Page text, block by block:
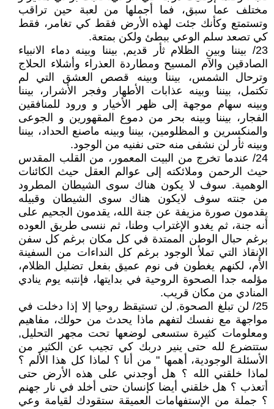
مختلف عما سبق، فما أجملها من لعبة حين تراقب
وتستمتع وكأنك جئت لهذه الأرض فقط كي تغامر، فقط
كي تصعد سلم الوعي ببطئ ولكن بمتعة.
23/ بيننا وبين الظلام ثأر قديم, بيننا وبينه دماء الانبياء
الصادقين والآم المسيح ومطاردة العذراء وأشلاء الحلاج
وترحال الشمس، بيننا وبينه قصص العشق التي لم
تكتمل، بيننا وبينه عذابات الأطهار وفجر الأشرار، بيننا
وبينه سهام موجهة إلى ظهر الأخيار و ورود للمنافقين
الفجار، بيننا وبينه بحر من دموع المقهورين و الجوعى
والمنكسرين و المظلومين، بيننا وبينه ماصنع الحداد، بيننا
وبينه ثأر لن نشفى منه حتى نفنيه من الوجود.
24/ عندما تخرج من البيت المعمور، من القلب المقدس
حيث الرحمن وملائكته إلى عوالم العقل حيث الكائنات
الوهمية. سوف لا يكون هناك سوى الشيطان المطرود
من جنته سوف لايكون هناك سوى الشيطان وقبيله
يقدمون صورة مزيفة عن جنة الله، يقدمون الجحيم على
أنه جنة، ثم يغدو الإغتراب وطنا، ثم ننسى طريق العوده
برغم حبال الوطن الممتدة في كل مكان برغم كل سفن
الإنقاذ التي تملأ الوجود برغم كل النداءات من السفينة
الأم، لكنهم يغطون فى نوم عميق بفعل تضليل الظلام،
مؤلمه جدا الصحوة الروحية في بدايتها، فإنتبه يوم ينادي
المنادي من مكان قريب.
25/ لن تبلغ الصحوة, لن تستيقظ روحيا إلا إذا دخلت في
مواجهة مع نفسك لتفهم ماذا يحدث من حولك، مفاهيم
ومعلومات كثيرة ستسعى لوضعها تحت مجهر التحليل,
ستتضرع لله حتى ينير دربك كي تجيب عن الكثير من
الأسئلة الوجودية، أهمها " من أنا ؟ لماذا كل هذا الألم ؟
لماذا خلقني الله ؟ هل أوجدني على هذه الأرض حتى
أتعذب ؟ هل خلقني أيضا كإنسان حتى أخلد في نار جهنم
؟ جملة من الإستفهامات العميقة ستقودك لقيامة وعي